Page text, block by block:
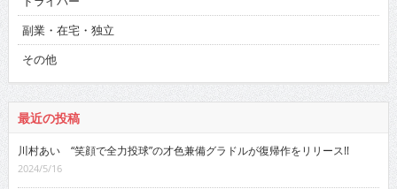
副業・在宅・独立
その他
最近の投稿
川村あい “笑顔で全力投球”の才色兼備グラドルが復帰作をリリース!!
2024/5/16